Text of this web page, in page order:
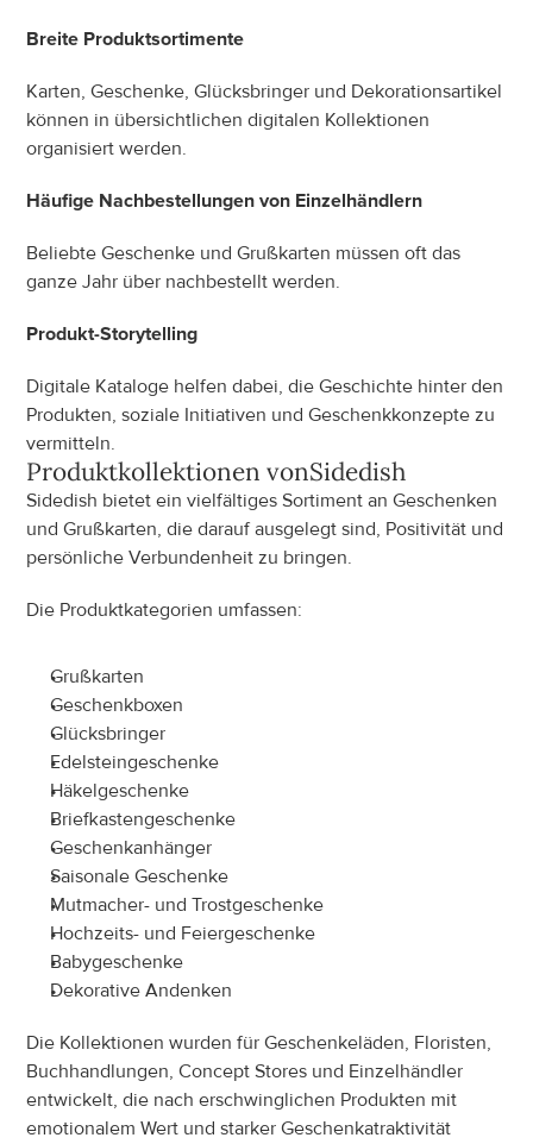
Breite Produktsortimente
Karten, Geschenke, Glücksbringer und Dekorationsartikel
können in übersichtlichen digitalen Kollektionen
organisiert werden.
Häufige Nachbestellungen von Einzelhändlern
Beliebte Geschenke und Grußkarten müssen oft das
ganze Jahr über nachbestellt werden.
Produkt-Storytelling
Digitale Kataloge helfen dabei, die Geschichte hinter den
Produkten, soziale Initiativen und Geschenkkonzepte zu
vermitteln.
Produktkollektionen vonSidedish
Sidedish bietet ein vielfältiges Sortiment an Geschenken
und Grußkarten, die darauf ausgelegt sind, Positivität und
persönliche Verbundenheit zu bringen.
Die Produktkategorien umfassen:
Grußkarten
Geschenkboxen
Glücksbringer
Edelsteingeschenke
Häkelgeschenke
Briefkastengeschenke
Geschenkanhänger
Saisonale Geschenke
Mutmacher- und Trostgeschenke
Hochzeits- und Feiergeschenke
Babygeschenke
Dekorative Andenken
Die Kollektionen wurden für Geschenkeläden, Floristen,
Buchhandlungen, Concept Stores und Einzelhändler
entwickelt, die nach erschwinglichen Produkten mit
emotionalem Wert und starker Geschenkatraktivität